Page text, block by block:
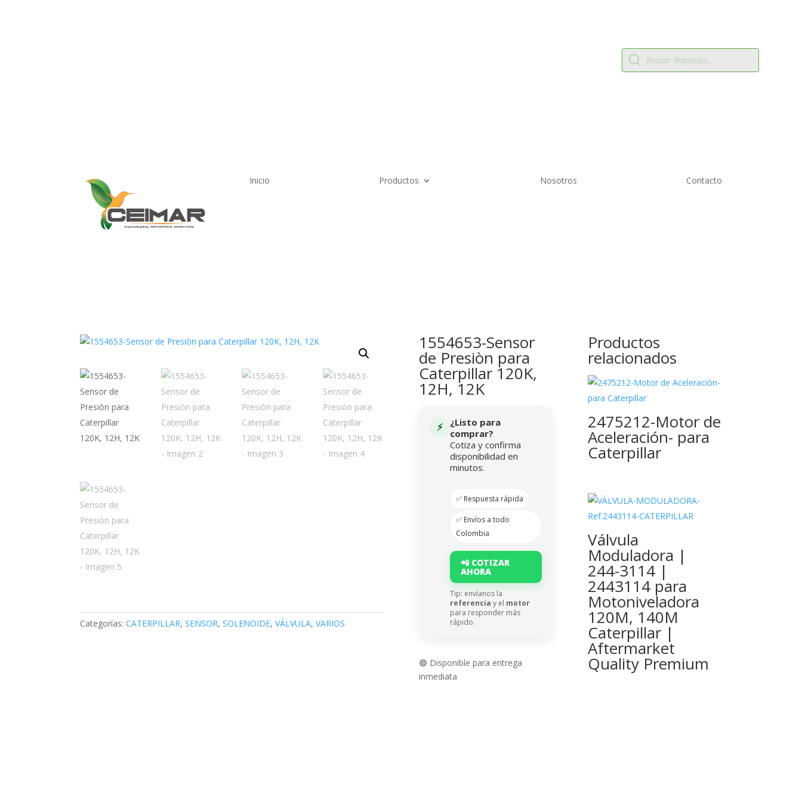
Búsqueda
de
productos
Inicio Productos Nosotros Contacto
Categorías:CATERPILLAR,SENSOR,SOLENOIDE,VÁLVULA,VARIOS
1554653-Sensor
de Presiòn para
Caterpillar 120K,
12H, 12K
⚡
¿Listo para
comprar?
Cotiza y confirma
disponibilidad en
minutos.
✅ Respuesta rápida
✅ Envíos a todo
Colombia
📲 COTIZAR
AHORA
Tip: envíanos la
referencia y el motor
para responder más
rápido.
🟢 Disponible para entrega
inmediata
Productos
relacionados
2475212-Motor de
Aceleración- para
Caterpillar
Válvula
Moduladora |
244-3114 |
2443114 para
Motoniveladora
120M, 140M
Caterpillar |
Aftermarket
Quality Premium